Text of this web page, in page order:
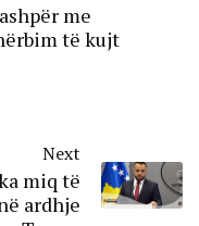
me
të kujt
Next
miq të
ardhje